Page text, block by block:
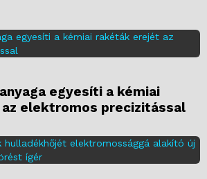
egyesíti a kémiai
elektromos precizitással